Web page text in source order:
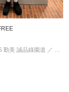
勤美 誠品綠園道 ／